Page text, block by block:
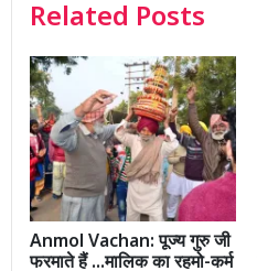
Related Posts
Anmol Vachan: पूज्य गुरु जी
फरमाते हैं ...मालिक का रहमो-कर्म